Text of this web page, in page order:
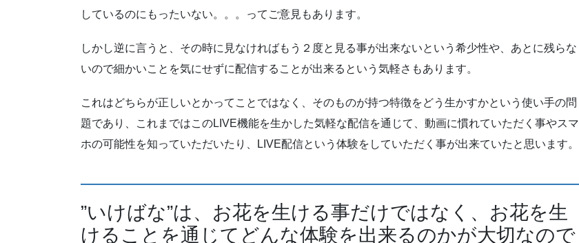
しているのにもったいない。。。ってご意見もあります。
しかし逆に言うと、その時に見なければもう２度と見る事が出来ないという希少性や、あとに残らな
いので細かいことを気にせずに配信することが出来るという気軽さもあります。
これはどちらが正しいとかってことではなく、そのものが持つ特徴をどう生かすかという使い手の問
題であり、これまではこのLIVE機能を生かした気軽な配信を通じて、動画に慣れていただく事やスマ
ホの可能性を知っていただいたり、LIVE配信という体験をしていただく事が出来ていたと思います。
”いけばな”は、お花を生ける事だけではなく、お花を生
けることを通じてどんな体験を出来るのかが大切なので